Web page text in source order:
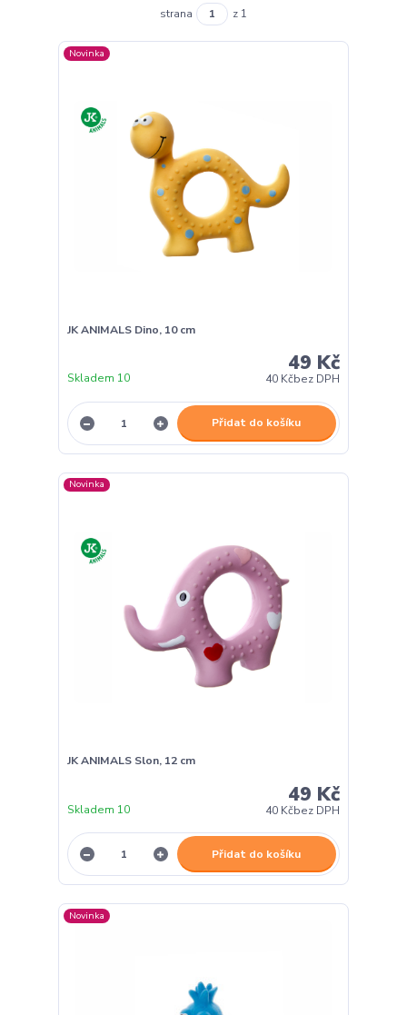
strana z 1
Novinka
JK ANIMALS Dino, 10 cm
49 Kč
40 Kčbez DPH
Skladem 10
Přidat do košíku
Novinka
JK ANIMALS Slon, 12 cm
49 Kč
40 Kčbez DPH
Skladem 10
Přidat do košíku
Novinka